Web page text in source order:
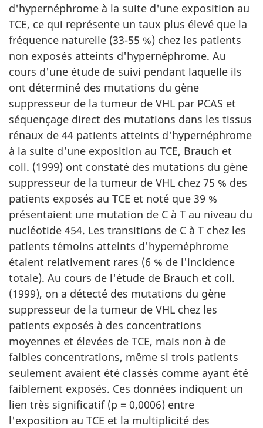
d'hypernéphrome à la suite d'une exposition au
TCE, ce qui représente un taux plus élevé que la
fréquence naturelle (33-55 %) chez les patients
non exposés atteints d'hypernéphrome. Au
cours d'une étude de suivi pendant laquelle ils
ont déterminé des mutations du gène
suppresseur de la tumeur de VHL par PCAS et
séquençage direct des mutations dans les tissus
rénaux de 44 patients atteints d'hypernéphrome
à la suite d'une exposition au TCE, Brauch et
coll. (1999) ont constaté des mutations du gène
suppresseur de la tumeur de VHL chez 75 % des
patients exposés au TCE et noté que 39 %
présentaient une mutation de C à T au niveau du
nucléotide 454. Les transitions de C à T chez les
patients témoins atteints d'hypernéphrome
étaient relativement rares (6 % de l'incidence
totale). Au cours de l'étude de Brauch et coll.
(1999), on a détecté des mutations du gène
suppresseur de la tumeur de VHL chez les
patients exposés à des concentrations
moyennes et élevées de TCE, mais non à de
faibles concentrations, même si trois patients
seulement avaient été classés comme ayant été
faiblement exposés. Ces données indiquent un
lien très significatif (p = 0,0006) entre
l'exposition au TCE et la multiplicité des